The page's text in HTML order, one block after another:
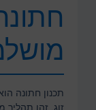
תכנון חתונה
זוג. זהו